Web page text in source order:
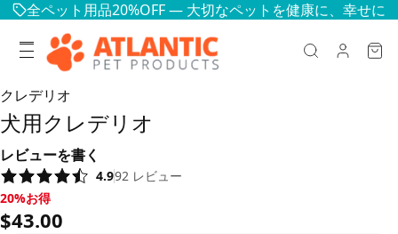
全ペット用品20%OFF — 大切なペットを健康に、幸せに
クレデリオ
犬用クレデリオ
レビューを書く
4.992 レビュー
20%お得, $43.00
20%お得
$43.00